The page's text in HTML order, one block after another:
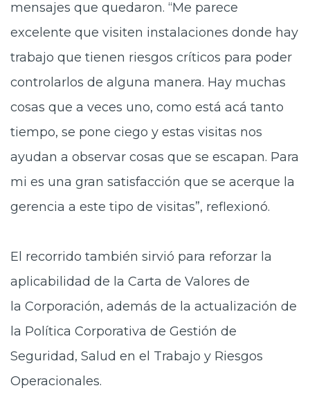
mensajes que quedaron. “Me parece
excelente que visiten instalaciones donde hay
trabajo que tienen riesgos críticos para poder
controlarlos de alguna manera. Hay muchas
cosas que a veces uno, como está acá tanto
tiempo, se pone ciego y estas visitas nos
ayudan a observar cosas que se escapan. Para
mi es una gran satisfacción que se acerque la
gerencia a este tipo de visitas”, reflexionó.
El recorrido también sirvió para reforzar la
aplicabilidad de la Carta de Valores de
la Corporación, además de la actualización de
la Política Corporativa de Gestión de
Seguridad, Salud en el Trabajo y Riesgos
Operacionales.